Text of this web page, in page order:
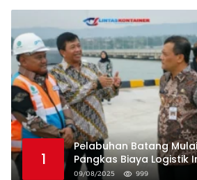
1
Pelabuhan Batang
Pangkas Biaya Logistik
09/08/2025 999